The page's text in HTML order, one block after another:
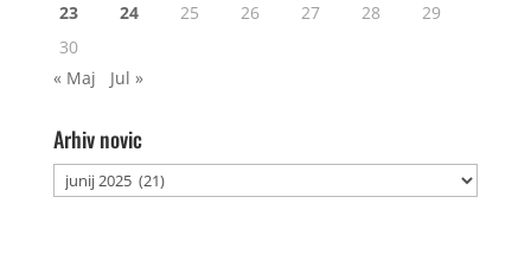
23
24 25 26 27 28
29
30
« Maj
Jul »
Arhiv novic
Arhiv
novic